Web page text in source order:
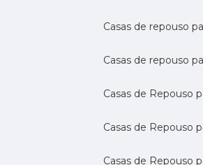
Casas de repouso
Casas de repouso
Casas de Repouso
Casas de
Casas de